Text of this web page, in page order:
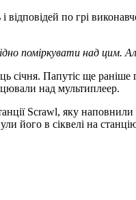
відповідей по грі
поміркувати над цим.
січня. Папутіс ще
над мультиплеер.
Scrawl, яку
його в сіквелі на